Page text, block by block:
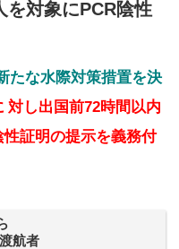
対象にPCR陰性
たな水際対策措置を決
対し出国前72時間以内
証明の提示を義務付
航者